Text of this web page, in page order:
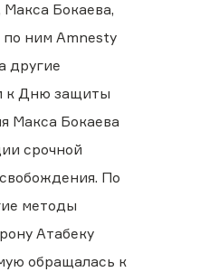
Макса Бокаева,
по ним Amnesty
другие
к Дню защиты
Макса Бокаева
срочной
По
методы
Атабеку
обращалась к